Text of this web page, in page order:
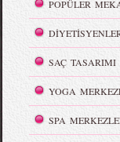
POPÜLER
SAÇ
YOGA
SPA